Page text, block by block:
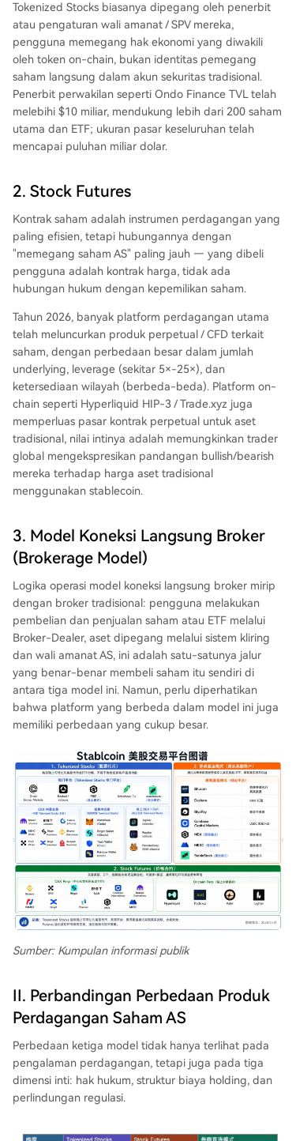
Tokenized Stocks biasanya dipegang oleh penerbit
atau pengaturan wali amanat / SPV mereka,
pengguna memegang hak ekonomi yang diwakili
oleh token on-chain, bukan identitas pemegang
saham langsung dalam akun sekuritas tradisional.
Penerbit perwakilan seperti Ondo Finance TVL telah
melebihi $10 miliar, mendukung lebih dari 200 saham
utama dan ETF; ukuran pasar keseluruhan telah
mencapai puluhan miliar dolar.
2. Stock Futures
Kontrak saham adalah instrumen perdagangan yang
paling efisien, tetapi hubungannya dengan
"memegang saham AS" paling jauh — yang dibeli
pengguna adalah kontrak harga, tidak ada
hubungan hukum dengan kepemilikan saham.
Tahun 2026, banyak platform perdagangan utama
telah meluncurkan produk perpetual / CFD terkait
saham, dengan perbedaan besar dalam jumlah
underlying, leverage (sekitar 5×-25×), dan
ketersediaan wilayah (berbeda-beda). Platform on-
chain seperti Hyperliquid HIP-3 / Trade.xyz juga
memperluas pasar kontrak perpetual untuk aset
tradisional, nilai intinya adalah memungkinkan trader
global mengekspresikan pandangan bullish/bearish
mereka terhadap harga aset tradisional
menggunakan stablecoin.
3. Model Koneksi Langsung Broker
(Brokerage Model)
Logika operasi model koneksi langsung broker mirip
dengan broker tradisional: pengguna melakukan
pembelian dan penjualan saham atau ETF melalui
Broker-Dealer, aset dipegang melalui sistem kliring
dan wali amanat AS, ini adalah satu-satunya jalur
yang benar-benar membeli saham itu sendiri di
antara tiga model ini. Namun, perlu diperhatikan
bahwa platform yang berbeda dalam model ini juga
memiliki perbedaan yang cukup besar.
Sumber: Kumpulan informasi publik
II. Perbandingan Perbedaan Produk
Perdagangan Saham AS
Perbedaan ketiga model tidak hanya terlihat pada
pengalaman perdagangan, tetapi juga pada tiga
dimensi inti: hak hukum, struktur biaya holding, dan
perlindungan regulasi.